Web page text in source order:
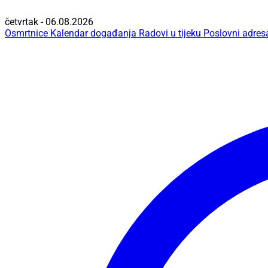
četvrtak - 06.08.2026
Osmrtnice Kalendar događanja Radovi u tijeku Poslovni